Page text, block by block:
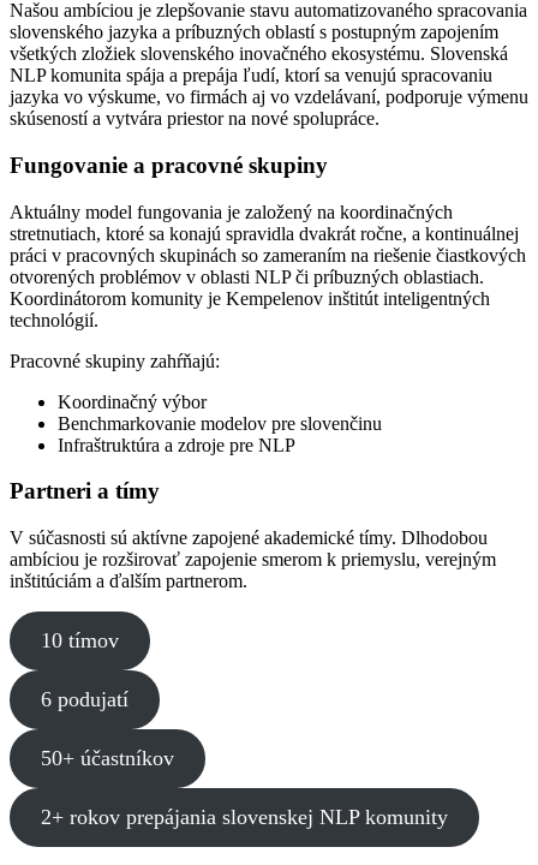
Našou ambíciou je zlepšovanie stavu automatizovaného spracovania
slovenského jazyka a príbuzných oblastí s postupným zapojením
všetkých zložiek slovenského inovačného ekosystému. Slovenská
NLP komunita spája a prepája ľudí, ktorí sa venujú spracovaniu
jazyka vo výskume, vo firmách aj vo vzdelávaní, podporuje výmenu
skúseností a vytvára priestor na nové spolupráce.
Fungovanie a pracovné skupiny
Aktuálny model fungovania je založený na koordinačných
stretnutiach, ktoré sa konajú spravidla dvakrát ročne, a kontinuálnej
práci v pracovných skupinách so zameraním na riešenie čiastkových
otvorených problémov v oblasti NLP či príbuzných oblastiach.
Koordinátorom komunity je Kempelenov inštitút inteligentných
technológií.
Pracovné skupiny zahŕňajú:
Koordinačný výbor
Benchmarkovanie modelov pre slovenčinu
Infraštruktúra a zdroje pre NLP
Partneri a tímy
V súčasnosti sú aktívne zapojené akademické tímy. Dlhodobou
ambíciou je rozširovať zapojenie smerom k priemyslu, verejným
inštitúciám a ďalším partnerom.
10 tímov
6 podujatí
50+ účastníkov
2+ rokov prepájania slovenskej NLP komunity